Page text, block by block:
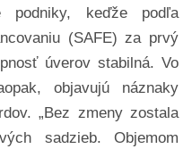
podniky, keďže podľa
(SAFE) za prvý
úverov stabilná. Vo
objavujú náznaky
„Bez zmeny zostala
sadzieb. Objemom